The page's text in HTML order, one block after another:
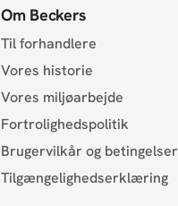
Om Beckers
Til forhandlere
Vores historie
Vores miljøarbejde
Fortrolighedspolitik
Brugervilkår og betingelser
Tilgængelighedserklæring